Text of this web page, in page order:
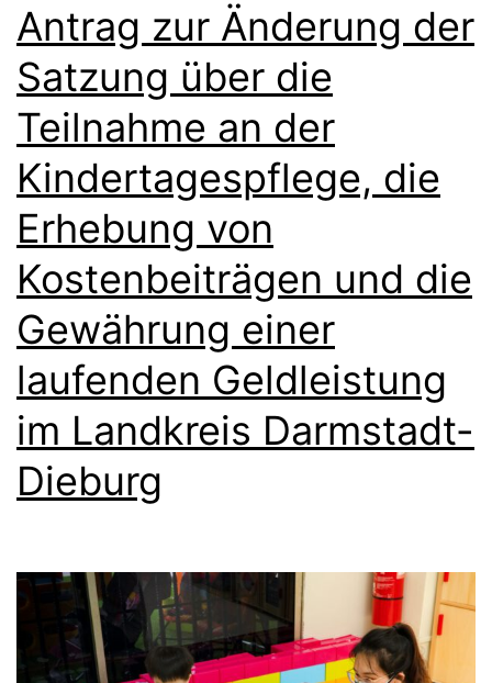
Antrag zur Änderung der
Satzung über die
Teilnahme an der
Kindertagespflege, die
Erhebung von
Kostenbeiträgen und die
Gewährung einer
laufenden Geldleistung
im Landkreis Darmstadt-
Dieburg